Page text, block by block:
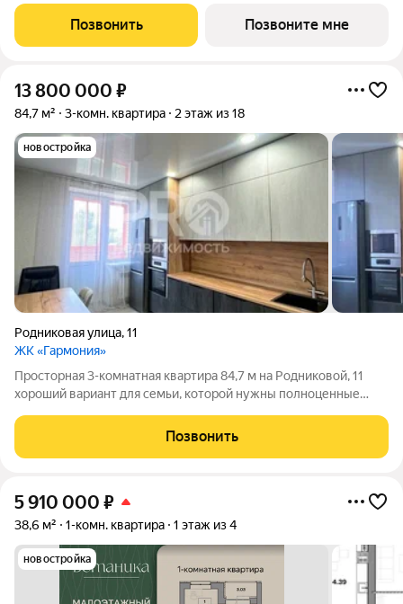
граничит с природным парком на
Позвонить Позвоните мне
13 800 000 ₽
84,7 м² 3-комн. квартира 2 этаж из 18
новостройка
Родниковая улица,11
ЖК «Гармония»
Просторная 3-комнатная квартира 84,7 м на Родниковой, 11
хороший вариант для семьи, которой нужны полноценные
Квартира уже в хорошем жилом состоянии, при продаже
остаётся много мебели и техники
Позвонить
5 910 000 ₽
38,6 м² 1-комн. квартира 1 этаж из 4
новостройка